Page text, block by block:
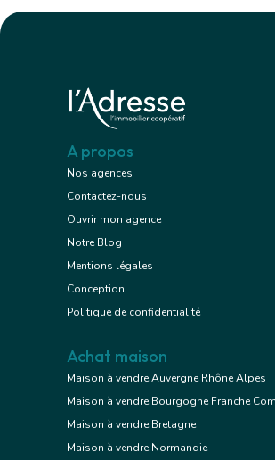
A propos
Nos agences
Contactez-nous
Ouvrir mon agence
Notre Blog
Mentions légales
Conception
Politique de confidentialité
Achat maison
Maison à vendre Auvergne Rhône Alpes
Maison à vendre Bourgogne Franche
Maison à vendre Bretagne
Maison à vendre Normandie